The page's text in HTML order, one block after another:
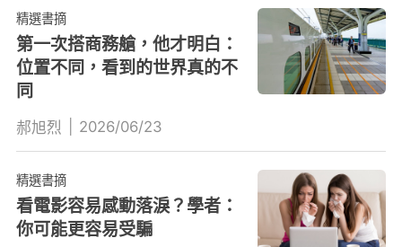
精選書摘
第一次搭商務艙，他才明白：
位置不同，看到的世界真的不
同
郝旭烈 2026/06/23
精選書摘
看電影容易感動落淚？學者：
你可能更容易受騙